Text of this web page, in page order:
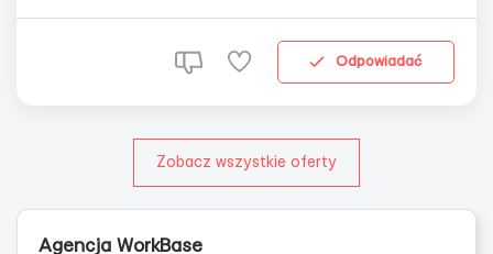
полках, проверка срока годн...
Odpowiadać
Zobacz wszystkie oferty
Agencja WorkBase